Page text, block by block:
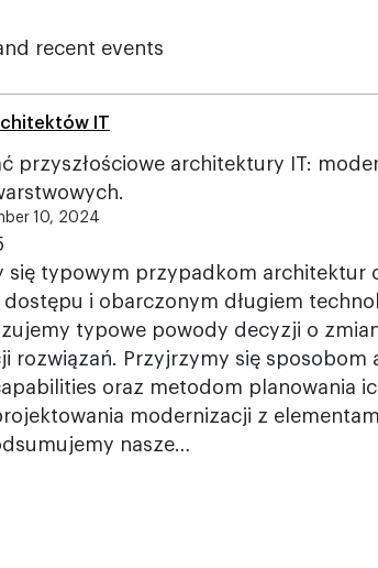
recent events
IT
przyszłościowe architektury IT:
10, 2024
się typowym przypadkom architektur
dostępu i obarczonym długiem
typowe powody decyzji o
rozwiązań. Przyjrzymy się sposobom
oraz metodom planowania
modernizacji z
nasze…